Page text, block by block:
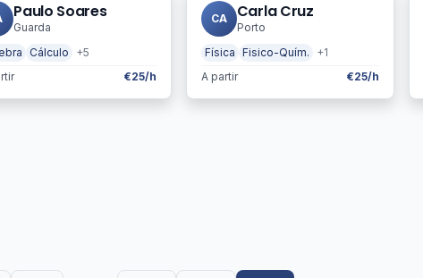
Paulo Soares
Guarda
Cálculo
+5
€25/h
CA Carla Cruz
Porto
Física Fisico-Quím.
+1
A partir
€25/h